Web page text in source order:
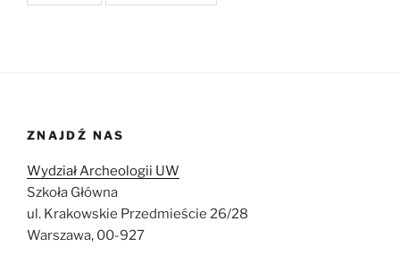
ZNAJDŹ NAS
Wydział Archeologii UW
Szkoła Główna
ul. Krakowskie Przedmieście 26/28
Warszawa, 00-927